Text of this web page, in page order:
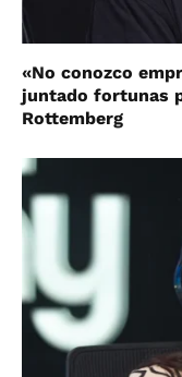
«No conozco
juntado fortunas
Rottemberg